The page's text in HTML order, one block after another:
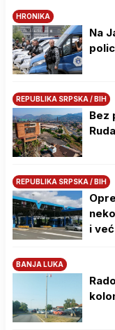
HRONIKA
Na
REPUBLIKA SRPSKA / BIH
Bez
REPUBLIKA SRPSKA / BIH
i
BANJA LUKA